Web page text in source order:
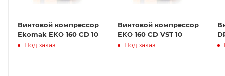
Винтовой компрессор
Ekomak EKO 160 CD 10
Под заказ
Винтовой компрессор
EKO 160 CD VST 10
Под заказ